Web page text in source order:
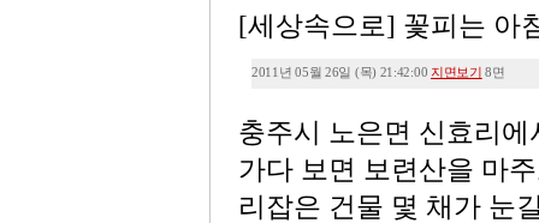
[세상속으로] 꽃피는 아
2011년 05월 26일 (목) 21:42:00 지면보기 8면
충주시 노은면 신효리
가다 보면 보련산을 마
리잡은 건물 몇 채가 눈